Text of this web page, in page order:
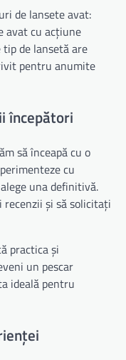
de lansete avat:
avat cu acțiune
de lansetă are
pentru anumite
începători
să înceapă cu o
cu
una definitivă.
și să solicitați
practica și
un pescar
ideală pentru